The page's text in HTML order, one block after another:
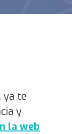
, ya te
y
la web